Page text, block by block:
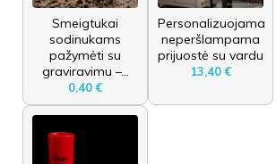
Smeigtukai
sodinukams
pažymėti su
graviravimu –...
0,40 €
Personalizuojama
neperšlampama
prijuostė su vardu
13,40 €